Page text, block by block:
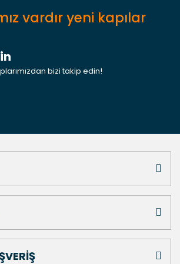
vardır yeni kapılar
bizi takip edin!